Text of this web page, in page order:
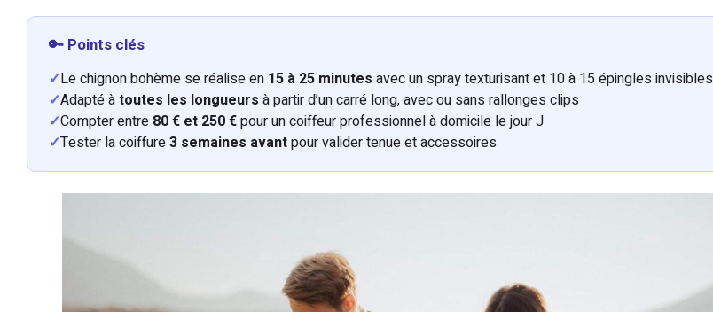
🔑 Points clés
✓Le chignon bohème se réalise en 15 à 25 minutes avec un spray texturisant et 10 à 15 épingles invisibles
✓Adapté àtoutes les longueurs à partir d’un carré long, avec ou sans rallonges clips
✓Compter entre 80 € et 250 €pour un coiffeur professionnel à domicile le jour J
✓Tester la coiffure3 semaines avantpour valider tenue et accessoires